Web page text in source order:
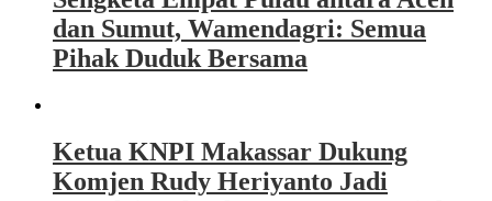
dan Sumut, Wamendagri: Semua
Pihak Duduk Bersama
Ketua KNPI Makassar Dukung
Komjen Rudy Heriyanto Jadi